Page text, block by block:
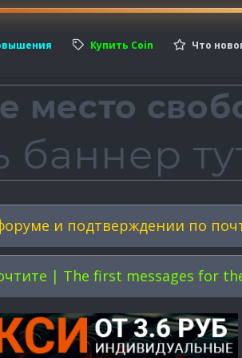
Купить Coin Что
и подтверждении по
| The first messages for